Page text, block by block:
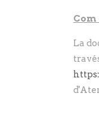
La